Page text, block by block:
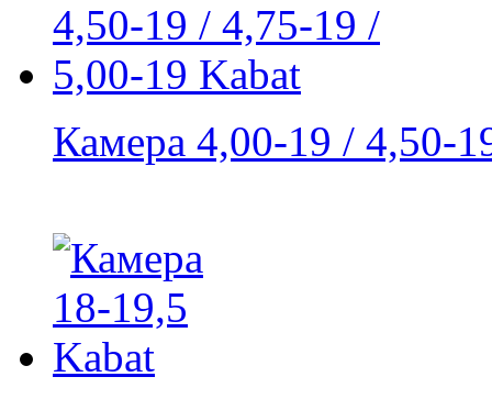
Камера 4,00-19 / 4,50-